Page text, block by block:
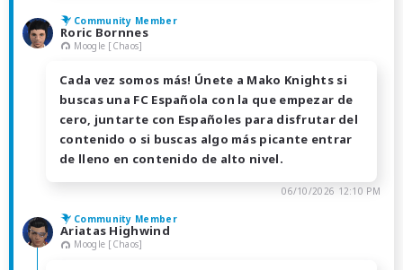
Community Member
Roric Bornnes
Moogle [Chaos]
Cada vez somos más! Únete a Mako Knights si
buscas una FC Española con la que empezar de
cero, juntarte con Españoles para disfrutar del
contenido o si buscas algo más picante entrar
de lleno en contenido de alto nivel.
06/10/2026 12:10 PM
Community Member
Ariatas Highwind
Moogle [Chaos]